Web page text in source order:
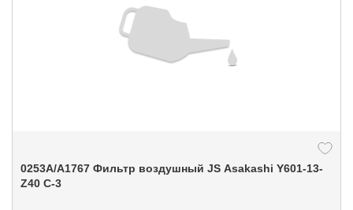
0253А/A1767 Фильтр воздушный JS Asakashi Y601-13-
Z40 С-3